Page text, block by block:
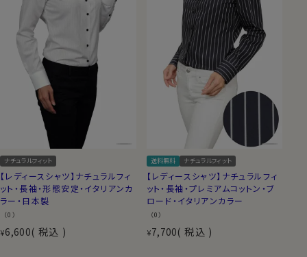
ナチュラルフィット
【レディースシャツ】ナチュラルフィ
ット・長袖・形態安定・イタリアンカ
ラー・日本製
（0）
¥6,600 税込
送料無料 ナチュラルフィット
【レディースシャツ】ナチュラルフィ
ット・長袖・プレミアムコットン・ブ
ロード・イタリアンカラー
（0）
¥7,700 税込